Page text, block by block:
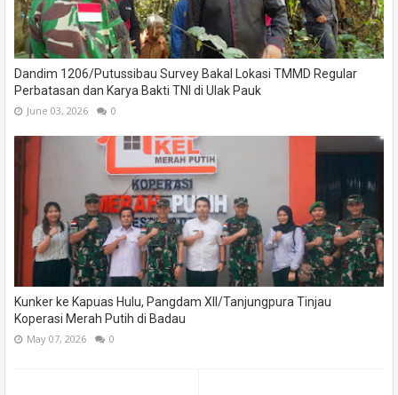
Dandim 1206/Putussibau Survey Bakal Lokasi TMMD Regular
Perbatasan dan Karya Bakti TNI di Ulak Pauk
June 03, 2026 0
Kunker ke Kapuas Hulu, Pangdam XII/Tanjungpura Tinjau
Koperasi Merah Putih di Badau
May 07, 2026 0